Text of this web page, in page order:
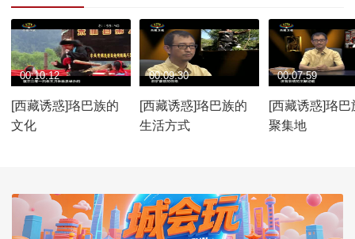
[西藏诱惑]珞巴族的
文化
00:10:12
[西藏诱惑]珞巴族的
生活方式
00:09:30
[西藏诱惑]珞巴
聚集地
00:07:59